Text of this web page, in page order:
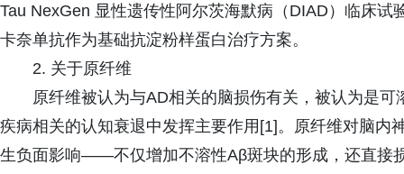
Tau NexGen 显性遗传性阿尔茨海默病（DIAD）临床
卡奈单抗作为基础抗淀粉样蛋白治疗方案。
2. 关于原纤维
原纤维被认为与AD相关的脑损伤有关，被认为是
疾病相关的认知衰退中发挥主要作用[1]。原纤维对脑内
生负面影响——不仅增加不溶性Aβ斑块的形成，还直接